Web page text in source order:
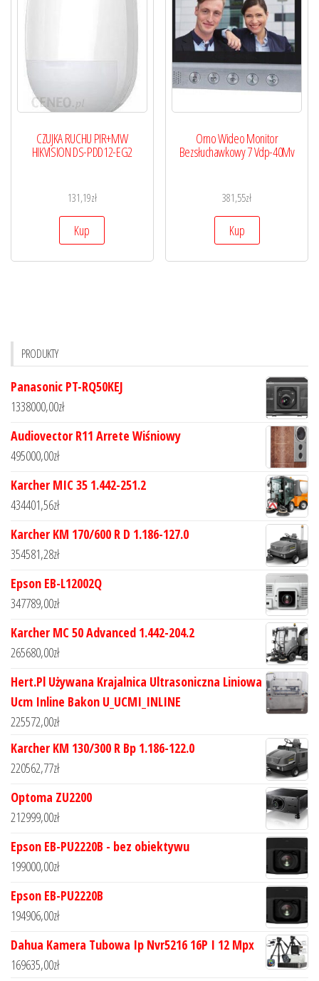
CZUJKA RUCHU PIR+MW
HIKVISION DS-PDD12-EG2
131,19zł
Kup
Orno Wideo Monitor
Bezsłuchawkowy 7 Vdp-40Mv
381,55zł
Kup
PRODUKTY
Panasonic PT-RQ50KEJ
1338000,00zł
Audiovector R11 Arrete Wiśniowy
495000,00zł
Karcher MIC 35 1.442-251.2
434401,56zł
Karcher KM 170/600 R D 1.186-127.0
354581,28zł
Epson EB-L12002Q
347789,00zł
Karcher MC 50 Advanced 1.442-204.2
265680,00zł
Hert.Pl Używana Krajalnica Ultrasoniczna Liniowa
Ucm Inline Bakon U_UCMI_INLINE
225572,00zł
Karcher KM 130/300 R Bp 1.186-122.0
220562,77zł
Optoma ZU2200
212999,00zł
Epson EB-PU2220B - bez obiektywu
199000,00zł
Epson EB-PU2220B
194906,00zł
Dahua Kamera Tubowa Ip Nvr5216 16P I 12 Mpx
169635,00zł